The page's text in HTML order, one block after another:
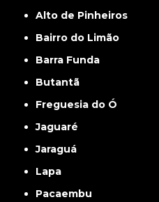
Alto de Pinheiros
Bairro do Limão
Barra Funda
Butantã
Freguesia do Ó
Jaguaré
Jaraguá
Lapa
Pacaembu